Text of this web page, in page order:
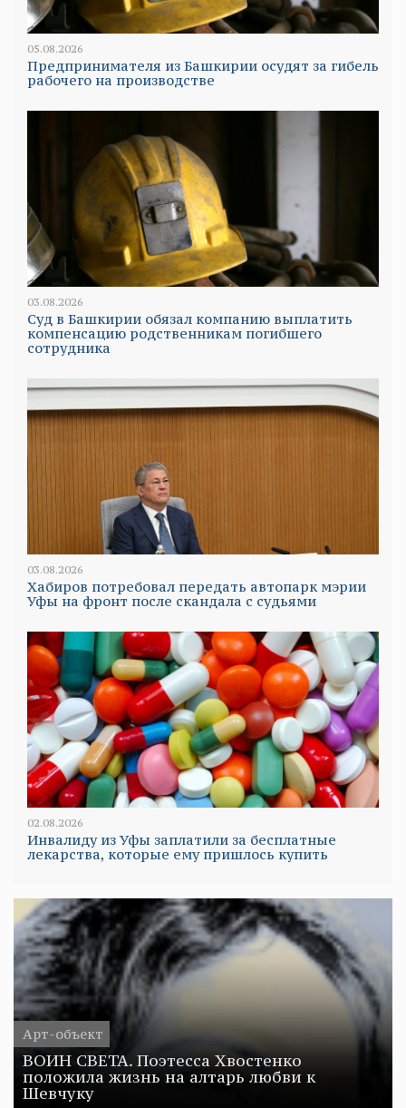
05.08.2026
Предпринимателя из Башкирии осудят за гибель
рабочего на производстве
03.08.2026
Суд в Башкирии обязал компанию выплатить
компенсацию родственникам погибшего
сотрудника
03.08.2026
Хабиров потребовал передать автопарк мэрии
Уфы на фронт после скандала с судьями
02.08.2026
Инвалиду из Уфы заплатили за бесплатные
лекарства, которые ему пришлось купить
Арт-объект
ВОИН СВЕТА. Поэтесса Хвостенко
положила жизнь на алтарь любви к
Шевчуку